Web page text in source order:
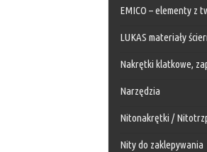
EMICO – elementy z
LUKAS materiały
Nakrętki klatkowe,
Narzędzia
Nitonakrętki /
Nity do zaklepywania